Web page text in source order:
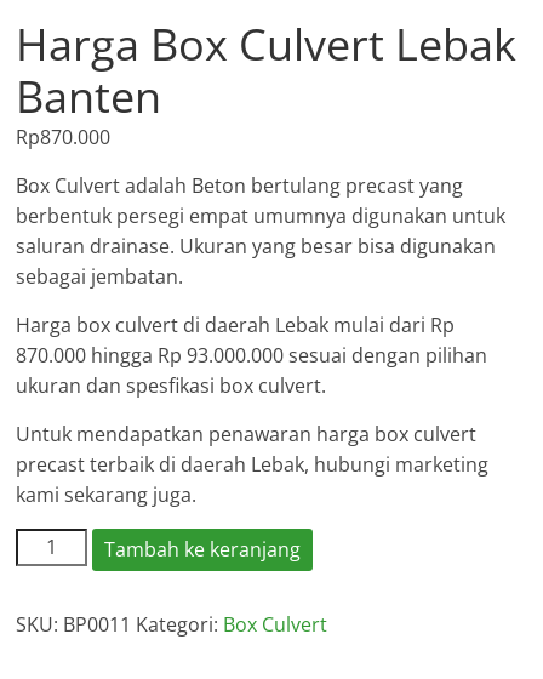
Harga Box Culvert Lebak
Banten
Rp870.000
Box Culvert adalah Beton bertulang precast yang
berbentuk persegi empat umumnya digunakan untuk
saluran drainase. Ukuran yang besar bisa digunakan
sebagai jembatan.
Harga box culvert di daerah Lebak mulai dari Rp
870.000 hingga Rp 93.000.000 sesuai dengan pilihan
ukuran dan spesfikasi box culvert.
Untuk mendapatkan penawaran harga box culvert
precast terbaik di daerah Lebak, hubungi marketing
kami sekarang juga.
Kuantitas
Harga
Culvert
Tambah ke keranjang
SKU: BP0011 Kategori: Box Culvert